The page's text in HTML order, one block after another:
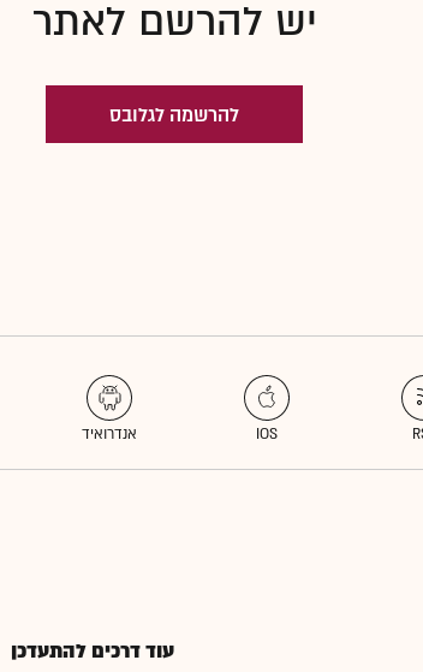
יש להרשם לאתר
להרשמה לגלובס
עוד דרכים להתעדכן